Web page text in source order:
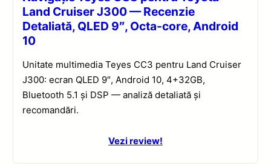
Land Cruiser J300 — Recenzie
Detaliată, QLED 9″, Octa-core, Android
10
Unitate multimedia Teyes CC3 pentru Land Cruiser
J300: ecran QLED 9″, Android 10, 4+32GB,
Bluetooth 5.1 și DSP — analiză detaliată și
recomandări.
Vezi review!